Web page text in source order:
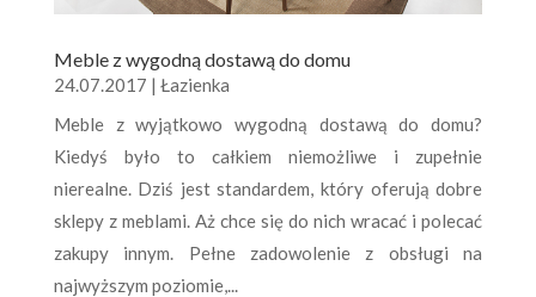
Meble z wygodną dostawą do domu
24.07.2017 | Łazienka
Meble z wyjątkowo wygodną dostawą do domu?
Kiedyś było to całkiem niemożliwe i zupełnie
nierealne. Dziś jest standardem, który oferują dobre
sklepy z meblami. Aż chce się do nich wracać i polecać
zakupy innym. Pełne zadowolenie z obsługi na
najwyższym poziomie,...